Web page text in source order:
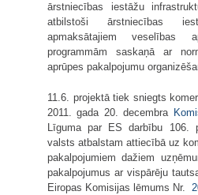
ārstniecības iestāžu
atbilstoši ārstniecības
apmaksātajiem veselības
programmām saskaņā ar
aprūpes pakalpojumu
11.6. projektā tiek sniegts
2011. gada 20. decembra
Līguma par ES darbību ​106.
valsts atbalstam attiecībā uz
pakalpojumiem dažiem
pakalpojumus ar vispārēju
Eiropas Komisijas lēmums Nr.